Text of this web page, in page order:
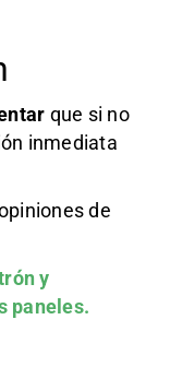
que si no
inmediata
de
y
paneles.